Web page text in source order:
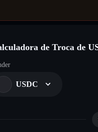
de Troca de
USDC